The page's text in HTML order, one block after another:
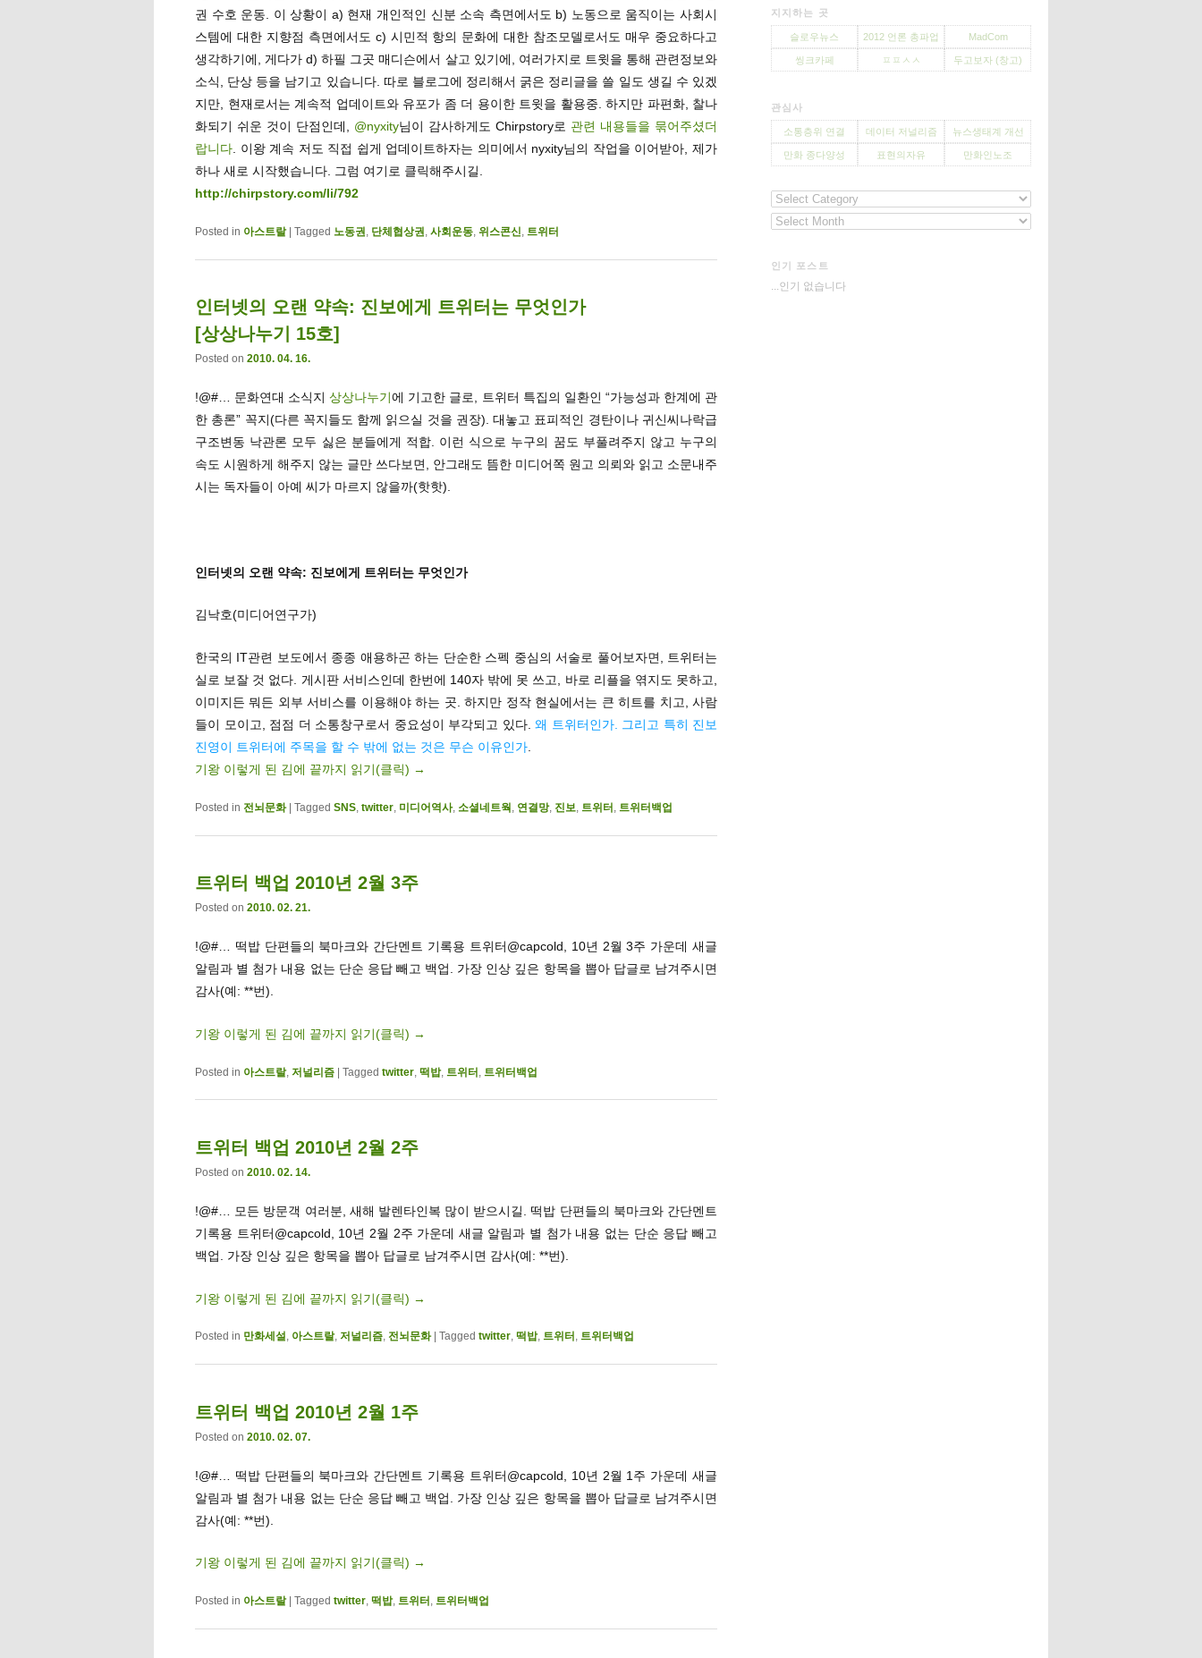
권 수호 운동. 이 상황이 a) 현재 개인적인 신분 소속 측면에서도 b) 노동으로 움직이는 사회시
스템에 대한 지향점 측면에서도 c) 시민적 항의 문화에 대한 참조모델로서도 매우 중요하다고
생각하기에, 게다가 d) 하필 그곳 매디슨에서 살고 있기에, 여러가지로 트윗을 통해 관련정보와
소식, 단상 등을 남기고 있습니다. 따로 블로그에 정리해서 굵은 정리글을 쓸 일도 생길 수 있겠
지만, 현재로서는 계속적 업데이트와 유포가 좀 더 용이한 트윗을 활용중. 하지만 파편화, 찰나
화되기 쉬운 것이 단점인데, @nyxity님이 감사하게도 Chirpstory로 관련 내용들을 묶어주셨더
랍니다 . 이왕 계속 저도 직접 쉽게 업데이트하자는 의미에서 nyxity님의 작업을 이어받아, 제가
하나 새로 시작했습니다. 그럼 여기로 클릭해주시길.
http://chirpstory.com/li/792
Posted in 아스트랄 | Tagged 노동권 단체협상권 사회운동 위스콘신 트위터
인터넷의 오랜 약속: 진보에게 트위터는 무엇인가
[상상나누기 15호]
Posted on 2010. 04. 16.
!@#… 문화연대 소식지상상나누기에 기고한 글로, 트위터 특집의 일환인 “가능성과 한계에 관
한 총론” 꼭지(다른 꼭지들도 함께 읽으실 것을 권장). 대놓고 표피적인 경탄이나 귀신씨나락급
구조변동 낙관론 모두 싫은 분들에게 적합. 이런 식으로 누구의 꿈도 부풀려주지 않고 누구의
속도 시원하게 해주지 않는 글만 쓰다보면, 안그래도 뜸한 미디어쪽 원고 의뢰와 읽고 소문내주
시는 독자들이 아예 씨가 마르지 않을까(핫핫).
인터넷의 오랜 약속: 진보에게 트위터는 무엇인가
김낙호(미디어연구가)
한국의 IT관련 보도에서 종종 애용하곤 하는 단순한 스펙 중심의 서술로 풀어보자면, 트위터는
실로 보잘 것 없다. 게시판 서비스인데 한번에 140자 밖에 못 쓰고, 바로 리플을 엮지도 못하고,
이미지든 뭐든 외부 서비스를 이용해야 하는 곳. 하지만 정작 현실에서는 큰 히트를 치고, 사람
들이 모이고, 점점 더 소통창구로서 중요성이 부각되고 있다. 왜 트위터인가. 그리고 특히 진보
진영이 트위터에 주목을 할 수 밖에 없는 것은 무슨 이유인가
기왕 이렇게 된 김에 끝까지 읽기(클릭) →
Posted in 전뇌문화 | Tagged SNS twitter 미디어역사, 소셜네트웍 연결망, 진보 트위터 트위터백업
트위터 백업 2010년 2월 3주
Posted on 2010. 02. 21.
!@#… 떡밥 단편들의 북마크와 간단멘트 기록용 트위터@capcold, 10년 2월 3주 가운데 새글
알림과 별 첨가 내용 없는 단순 응답 빼고 백업. 가장 인상 깊은 항목을 뽑아 답글로 남겨주시면
감사(예: **번).
기왕 이렇게 된 김에 끝까지 읽기(클릭) →
Posted in 아스트랄, 저널리즘 | Tagged twitter 떡밥, 트위터 트위터백업
트위터 백업 2010년 2월 2주
Posted on 2010. 02. 14.
!@#… 모든 방문객 여러분, 새해 발렌타인복 많이 받으시길. 떡밥 단편들의 북마크와 간단멘트
기록용 트위터@capcold, 10년 2월 2주 가운데 새글 알림과 별 첨가 내용 없는 단순 응답 빼고
백업. 가장 인상 깊은 항목을 뽑아 답글로 남겨주시면 감사(예: **번).
기왕 이렇게 된 김에 끝까지 읽기(클릭) →
Posted in 만화세설, 아스트랄, 저널리즘, 전뇌문화 Tagged twitter, 떡밥, 트위터 , 트위터백업
트위터 백업 2010년 2월 1주
Posted on 2010. 02. 07.
!@#… 떡밥 단편들의 북마크와 간단멘트 기록용 트위터@capcold, 10년 2월 1주 가운데 새글
알림과 별 첨가 내용 없는 단순 응답 빼고 백업. 가장 인상 깊은 항목을 뽑아 답글로 남겨주시면
감사(예: **번).
기왕 이렇게 된 김에 끝까지 읽기(클릭) →
Posted in 아스트랄 Tagged twitter, 떡밥, 트위터 , 트위터백업
지지하는 곳
슬로우뉴스 2012 언론 총파업 MadCom
씽크카페 ㅍㅍㅅㅅ 두고보자 (창고)
관심사
소통층위 연결 데이터 저널리즘 뉴스생태계 개선
만화 종다양성 표현의자유 만화인노조
인기 포스트
...인기 없습니다